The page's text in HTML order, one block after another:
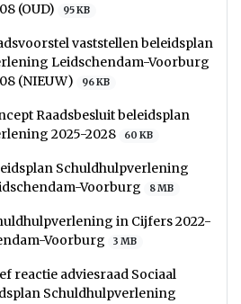
(OUD)
95 KB
vaststellen beleidsplan
Leidschendam-Voorburg
(NIEUW)
96 KB
Raadsbesluit beleidsplan
2025-2028
60 KB
Schuldhulpverlening
Voorburg
8 MB
in Cijfers 2022-
Voorburg
3 MB
reactie adviesraad Sociaal
Schuldhulpverlening